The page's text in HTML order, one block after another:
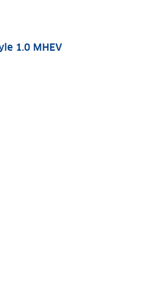
1.0 mhev, 92 kW, Benzine,
1.0 MHEV